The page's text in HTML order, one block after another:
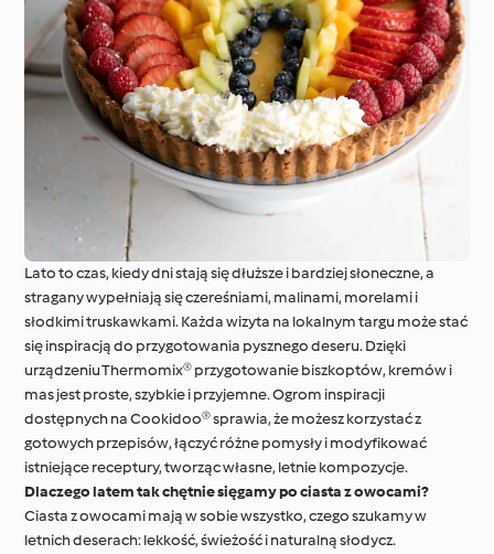
Lato to czas, kiedy dni stają się dłuższe i bardziej słoneczne, a
stragany wypełniają się czereśniami, malinami, morelami i
słodkimi truskawkami. Każda wizyta na lokalnym targu może stać
się inspiracją do przygotowania pysznego deseru. Dzięki
urządzeniu Thermomix® przygotowanie biszkoptów, kremów i
mas jest proste, szybkie i przyjemne. Ogrom inspiracji
dostępnych na Cookidoo® sprawia, że możesz korzystać z
gotowych przepisów, łączyć różne pomysły i modyfikować
istniejące receptury, tworząc własne, letnie kompozycje.
Dlaczego latem tak chętnie sięgamy po ciasta z owocami?
Ciasta z owocami mają w sobie wszystko, czego szukamy w
letnich deserach: lekkość, świeżość i naturalną słodycz.